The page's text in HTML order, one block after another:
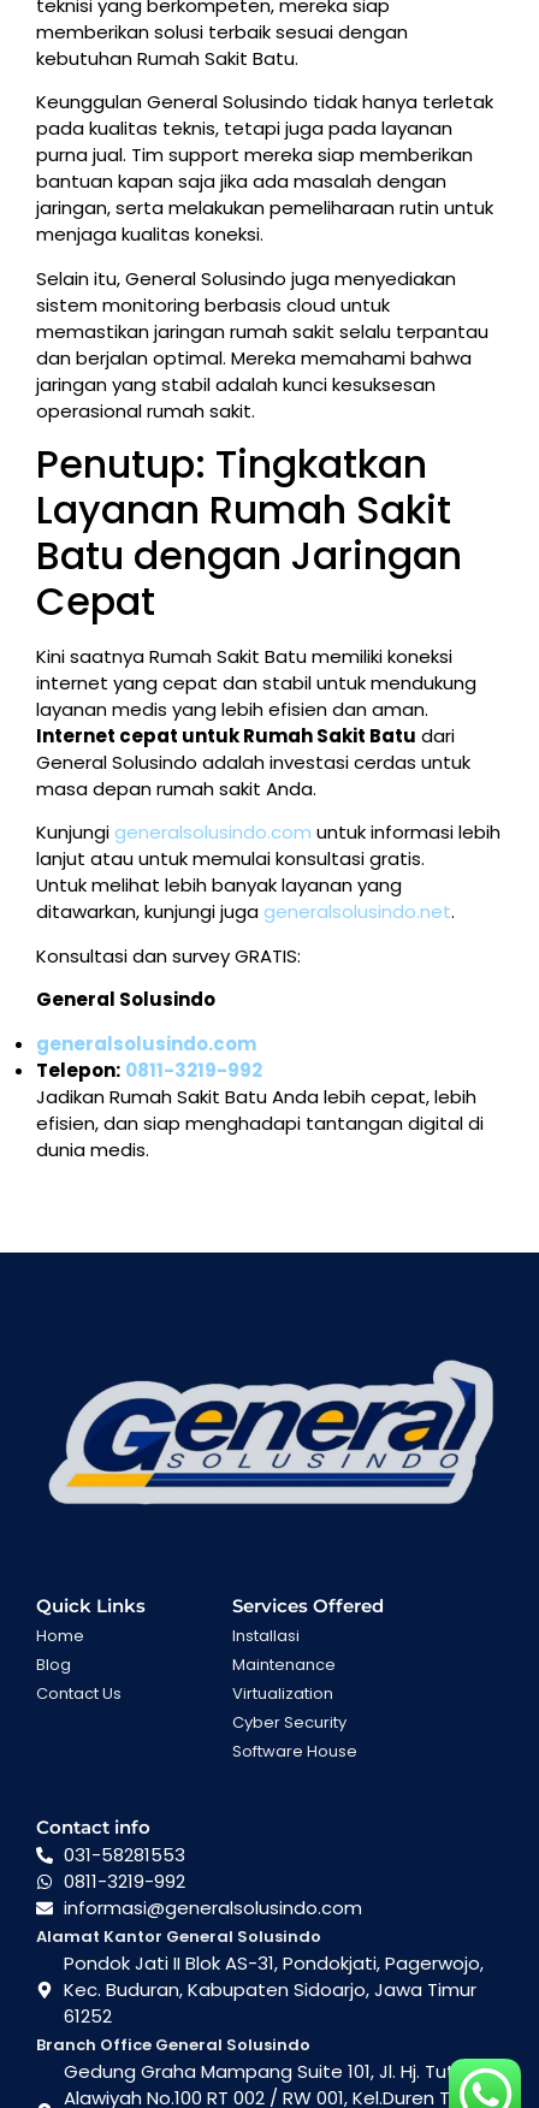
teknisi yang berkompeten, mereka siap
memberikan solusi terbaik sesuai dengan
kebutuhan Rumah Sakit Batu.
Keunggulan General Solusindo tidak hanya terletak
pada kualitas teknis, tetapi juga pada layanan
purna jual. Tim support mereka siap memberikan
bantuan kapan saja jika ada masalah dengan
jaringan, serta melakukan pemeliharaan rutin untuk
menjaga kualitas koneksi.
Selain itu, General Solusindo juga menyediakan
sistem monitoring berbasis cloud untuk
memastikan jaringan rumah sakit selalu terpantau
dan berjalan optimal. Mereka memahami bahwa
jaringan yang stabil adalah kunci kesuksesan
operasional rumah sakit.
Penutup: Tingkatkan
Layanan Rumah Sakit
Batu dengan Jaringan
Cepat
Kini saatnya Rumah Sakit Batu memiliki koneksi
internet yang cepat dan stabil untuk mendukung
layanan medis yang lebih efisien dan aman.
Internet cepat untuk Rumah Sakit Batu dari
General Solusindo adalah investasi cerdas untuk
masa depan rumah sakit Anda.
Kunjungigeneralsolusindo.com untuk informasi lebih
lanjut atau untuk memulai konsultasi gratis.
Untuk melihat lebih banyak layanan yang
ditawarkan, kunjungi jugageneralsolusindo.net.
Konsultasi dan survey GRATIS:
General Solusindo
generalsolusindo.com
Telepon: 0811-3219-992
Jadikan Rumah Sakit Batu Anda lebih cepat, lebih
efisien, dan siap menghadapi tantangan digital di
dunia medis.
Quick Links
Home
Blog
Contact Us
Services Offered
Installasi
Maintenance
Virtualization
Cyber Security
Software House
Contact info
031-58281553
0811-3219-992
informasi@generalsolusindo.com
Alamat Kantor General Solusindo
Pondok Jati II Blok AS-31, Pondokjati, Pagerwojo,
Kec. Buduran, Kabupaten Sidoarjo, Jawa Timur
61252
Branch Office General Solusindo
Gedung Graha Mampang Suite 101, Jl. Hj. Tutty
Alawiyah No.100 RT 002 / RW 001, Kel.Duren Tiga ,